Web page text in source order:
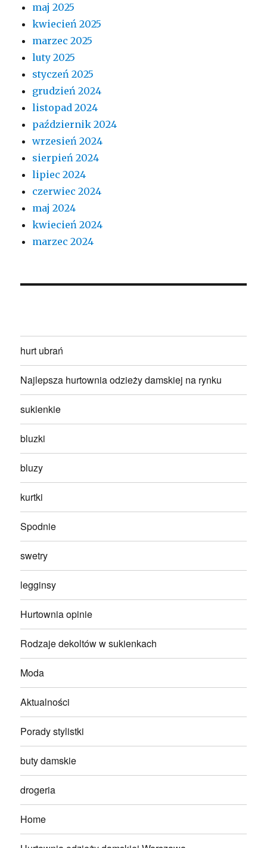
maj 2025
kwiecień 2025
marzec 2025
luty 2025
styczeń 2025
grudzień 2024
listopad 2024
październik 2024
wrzesień 2024
sierpień 2024
lipiec 2024
czerwiec 2024
maj 2024
kwiecień 2024
marzec 2024
hurt ubrań
Najlepsza hurtownia odzieży damskiej na rynku
sukienkie
bluzki
bluzy
kurtki
Spodnie
swetry
legginsy
Hurtownia opinie
Rodzaje dekoltów w sukienkach
Moda
Aktualności
Porady stylistki
buty damskie
drogeria
Home